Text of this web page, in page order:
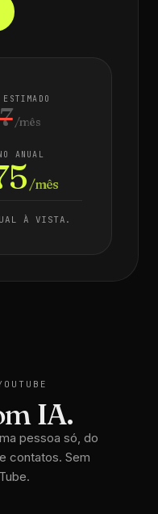
/mês
ANUAL
/mês
À VISTA.
IA.
pessoa só, do
contatos. Sem